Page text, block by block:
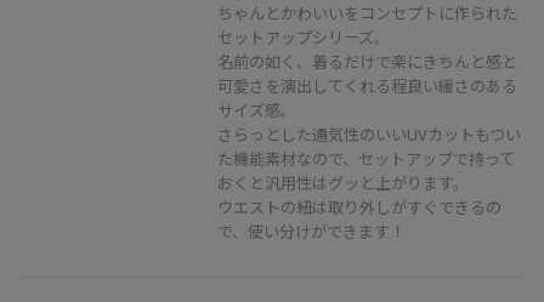
ちゃんとかわいいをコンセプトに作られた
セットアップシリーズ。
名前の如く、着るだけで楽にきちんと感と
可愛さを演出してくれる程良い緩さのある
サイズ感。
さらっとした通気性のいいUVカットもつい
た機能素材なので、セットアップで持って
おくと汎用性はグッと上がります。
ウエストの紐は取り外しがすぐできるの
で、使い分けができます！